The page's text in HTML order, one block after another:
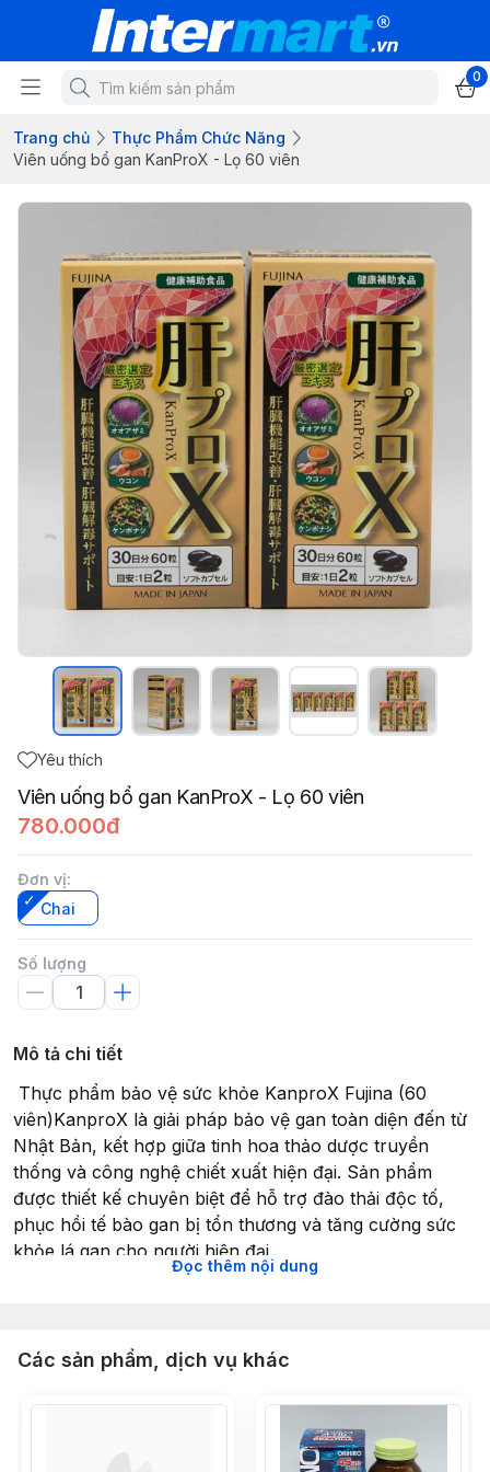
0
Trang chủ
Thực Phẩm Chức Năng
Viên uống bổ gan KanProX - Lọ 60 viên
Yêu thích
Viên uống bổ gan KanProX - Lọ 60 viên
780.000đ
Đơn vị:
Chai
Số lượng
Mô tả chi tiết
️ Thực phẩm bảo vệ sức khỏe KanproX Fujina (60
viên)KanproX là giải pháp bảo vệ gan toàn diện đến từ
Nhật Bản, kết hợp giữa tinh hoa thảo dược truyền
thống và công nghệ chiết xuất hiện đại. Sản phẩm
được thiết kế chuyên biệt để hỗ trợ đào thải độc tố,
phục hồi tế bào gan bị tổn thương và tăng cường sức
khỏe lá gan cho người hiện đại.
Thành phần hỗ trợ gan tối ưu (Trong 2 viên)Sản phẩm
Chiết xuất Kế sữa (Milk Thistle): Chứa hoạt chất
tố xâm nhập và thúc đẩy tái tạo nhu mô gan.
Chiết xuất Nghệ (Turmeric): Giàu Curcumin giúp kháng
viêm mạnh mẽ, hạ men gan và ngăn ngừa tình trạng
Đọc thêm nội dung
Các sản phẩm, dịch vụ khác